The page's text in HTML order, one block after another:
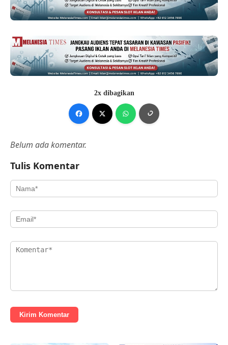
2x dibagikan
Belum ada komentar.
Tulis Komentar
Kirim Komentar